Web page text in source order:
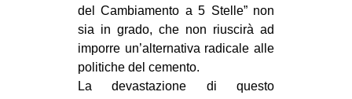
del Cambiamento a 5 Stelle” non
sia in grado, che non riuscirà ad
imporre un’alternativa radicale alle
politiche del cemento.
La devastazione di questo